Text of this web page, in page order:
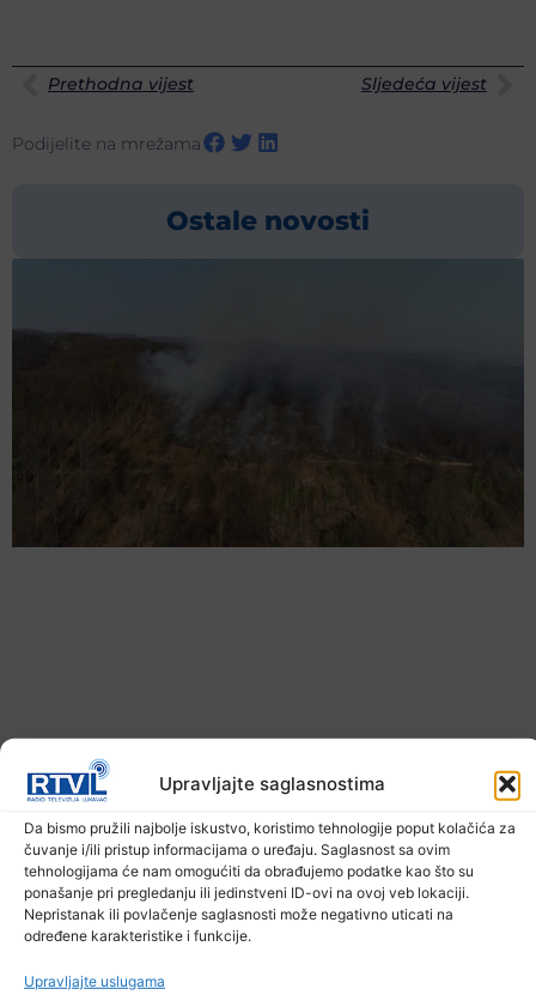
Upravljajte saglasnostima
Da bismo pružili najbolje iskustvo, koristimo tehnologije poput kolačića za
čuvanje i/ili pristup informacijama o uređaju. Saglasnost sa ovim
tehnologijama će nam omogućiti da obrađujemo podatke kao što su
ponašanje pri pregledanju ili jedinstveni ID-ovi na ovoj veb lokaciji.
Nepristanak ili povlačenje saglasnosti može negativno uticati na
određene karakteristike i funkcije.
Upravljajte uslugama
Prethodna vijest Sljedeća vijest
Podijelite na mrežama
Ostale novosti
U TK povećan broj požara
7. Augusta 2026.